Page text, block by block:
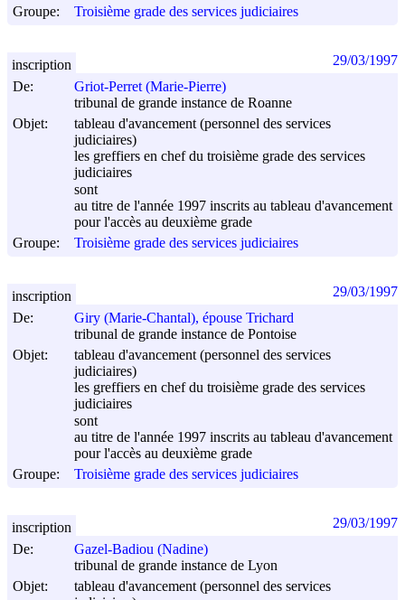
Groupe:
Troisième grade des services judiciaires
De:
Griot-Perret (Marie-Pierre)
tribunal de grande instance de Roanne
Objet:
tableau d'avancement (personnel des services
judiciaires)
les greffiers en chef du troisième grade des services
judiciaires
sont
au titre de l'année 1997 inscrits au tableau d'avancement
pour l'accès au deuxième grade
Groupe:
Troisième grade des services judiciaires
inscription 29/03/1997
De:
Giry (Marie-Chantal), épouse Trichard
tribunal de grande instance de Pontoise
Objet:
tableau d'avancement (personnel des services
judiciaires)
les greffiers en chef du troisième grade des services
judiciaires
sont
au titre de l'année 1997 inscrits au tableau d'avancement
pour l'accès au deuxième grade
Groupe:
Troisième grade des services judiciaires
inscription 29/03/1997
De:
Gazel-Badiou (Nadine)
tribunal de grande instance de Lyon
Objet:
tableau d'avancement (personnel des services
inscription 29/03/1997